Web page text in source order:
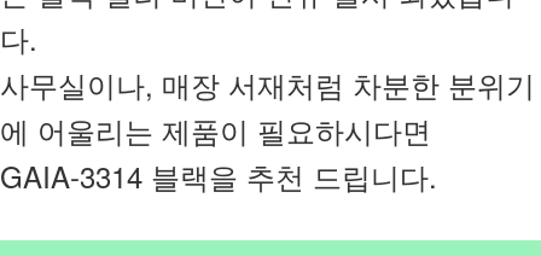
다.
사무실이나, 매장 서재처럼 차분한 분위기
에 어울리는 제품이 필요하시다면
GAIA-3314 블랙을 추천 드립니다.